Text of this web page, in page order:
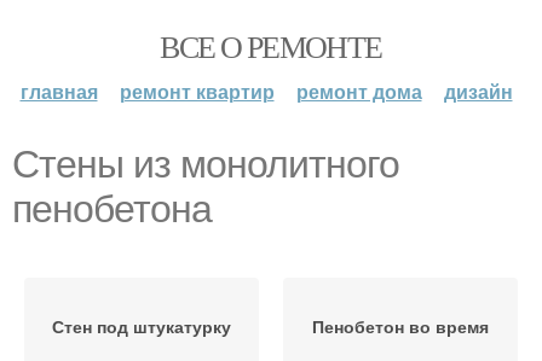
ВСЕ О РЕМОНТЕ
главная ремонт квартир ремонт дома дизайн
Стены из монолитного
пенобетона
Стен под штукатурку Пенобетон во время